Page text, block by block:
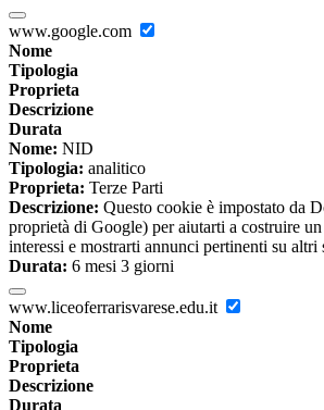
www.google.com
Nome
Tipologia
Proprieta
Descrizione
Durata
Nome: NID
Tipologia: analitico
Proprieta: Terze Parti
Descrizione: Questo cookie è impostato da
proprietà di Google) per aiutarti a costruire
interessi e mostrarti annunci pertinenti su altri
Durata: 6 mesi 3 giorni
www.liceoferrarisvarese.edu.it
Nome
Tipologia
Proprieta
Descrizione
Durata